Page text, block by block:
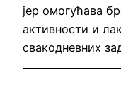
јер омогућава
активности и
свакодневних